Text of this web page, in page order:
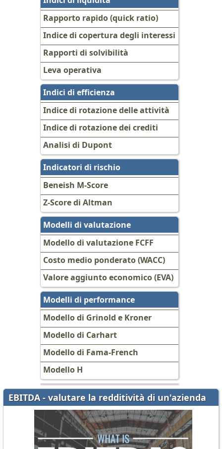
Rapporto rapido (quick ratio)
Indice di copertura degli interessi
Rapporti di solvibilità
Leva operativa
Indici di efficienza
Indice di rotazione delle attività
Indice di rotazione dei crediti
Analisi di Dupont
Indicatori di rischio
Beneish M-Score
Z-Score di Altman
Modelli di valutazione
Modello di valutazione FCFF
Costo medio ponderato (WACC)
Valore aggiunto economico (EVA)
Modelli di performance
Modello di Grinold e Kroner
Modello di Carhart
Modello di Fama-French
Modello H
EBITDA - valutare la redditività di un'azienda